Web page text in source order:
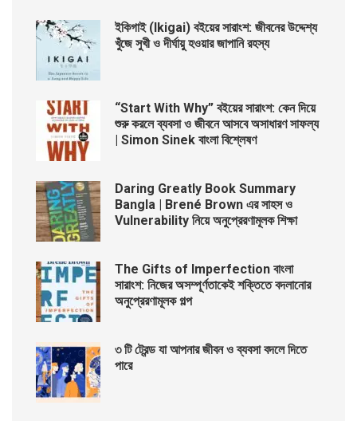
ইকিগাই (Ikigai) বইয়ের সারাংশ: জীবনের উদ্দেশ্য
খুঁজে সুখী ও দীর্ঘায়ু হওয়ার জাপানি রহস্য
“Start With Why” বইয়ের সারাংশ: কেন দিয়ে
শুরু করলে ব্যবসা ও জীবনে আসবে অসাধারণ সাফল্য
| Simon Sinek বাংলা বিশ্লেষণ
Daring Greatly Book Summary
Bangla | Brené Brown এর সাহস ও
Vulnerability নিয়ে অনুপ্রেরণামূলক শিক্ষা
The Gifts of Imperfection বাংলা
সারাংশ: নিজের অসম্পূর্ণতাকেই শক্তিতে বদলানোর
অনুপ্রেরণামূলক গল্প
৩ টি ট্রেন্ড যা আপনার জীবন ও ব্যবসা বদলে দিতে
পারে